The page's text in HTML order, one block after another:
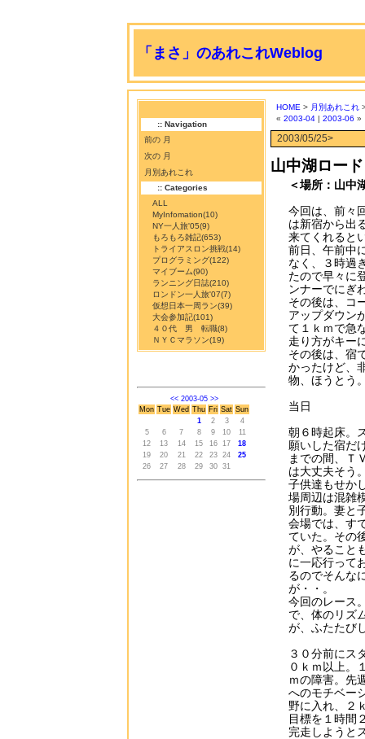
「まさ」のあれこれWeblog
:: Navigation
前の 月
次の 月
月別あれこれ
:: Categories
ALL
MyInfomation(10)
NY一人旅'05(9)
もろもろ雑記(653)
トライアスロン挑戦(14)
プログラミング(122)
マイブーム(90)
ランニング日誌(210)
ロンドン一人旅'07(7)
仮想日本一周ラン(39)
大会参加記(101)
４０代 男 転職(8)
ＮＹＣマラソン(19)
<< 2003-05 >>
Mon Tue Wed Thu Fri Sat Sun
1
2 3
4
5
6 7 8 9 10
11
12
13 14 15 16 17
18
19
20 21 22 23 24
25
26
27 28 29 30 31
HOME > 月別あれこれ
« 2003-04 | 2003-06 »
2003/05/25>
山中湖ロー
＜場所：山中
今回は、前々
は新宿から出
来てくれると
前日、午前中
なく、３時過
たので早々に
ンナーでにぎ
その後は、コ
アップダウン
て１ｋｍで急
走り方がキー
その後は、宿
かったけど、
物、ほうとう
当日
朝６時起床。
願いした宿だ
までの間、Ｔ
は大丈夫そう
子供達もせか
場周辺は混雑
別行動。妻と
会場では、す
ていた。その
が、やること
に一応行って
るのでそんな
が・・。
今回のレース
で、体のリズ
が、ふたたび
３０分前にス
０ｋｍ以上。
ｍの障害。先
へのモチベー
野に入れ、２
目標を１時間
完走しようと